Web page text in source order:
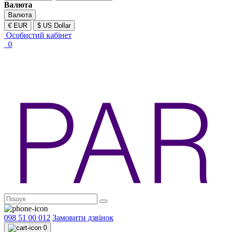
Валюта
Валюта
€ EUR
$ US Dollar
Особистий кабінет
0
098 51 00 012 Замовити дзвінок
0